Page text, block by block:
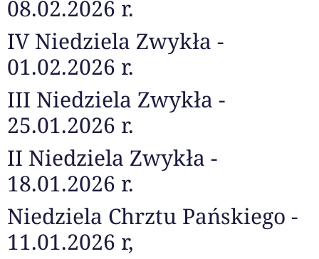
08.02.2026 r.
IV Niedziela Zwykła -
01.02.2026 r.
III Niedziela Zwykła -
25.01.2026 r.
II Niedziela Zwykła -
18.01.2026 r.
Niedziela Chrztu Pańskiego -
11.01.2026 r,